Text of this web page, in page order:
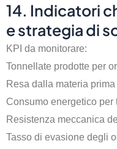
14. Indicatori
e strategia di
KPI da monitorare:
Tonnellate prodotte per
Resa dalla materia
Consumo energetico per
Resistenza meccanica
Tasso di evasione degli